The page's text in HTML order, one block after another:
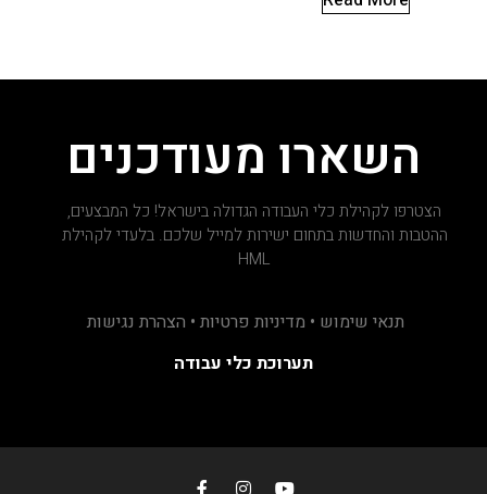
השארו מעודכנים
הצטרפו לקהילת כלי העבודה הגדולה בישראל! כל המבצעים,
ההטבות והחדשות בתחום ישירות למייל שלכם. בלעדי לקהילת
HML
תנאי שימוש • מדיניות פרטיות • הצהרת נגישות
תערוכת כלי עבודה